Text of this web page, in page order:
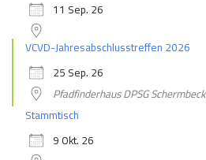
11 Sep. 26
VCVD-Jahresabschlusstreffen 2026
25 Sep. 26
Pfadfinderhaus DPSG Schermbeck
Stammtisch
9 Okt. 26